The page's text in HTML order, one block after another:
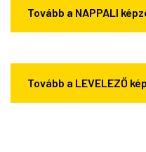
Tovább a NAPPALI
Tovább a LEVELEZŐ